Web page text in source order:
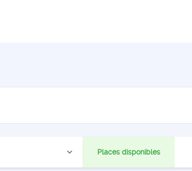
expand_more Places disponibles